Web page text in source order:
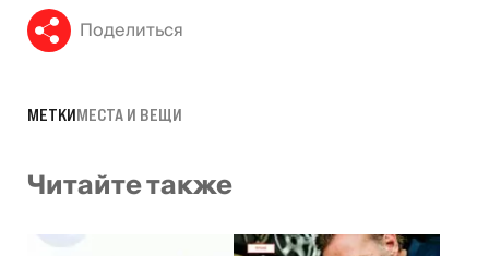
Поделиться
МЕТКИМЕСТА И ВЕЩИ
Читайте также